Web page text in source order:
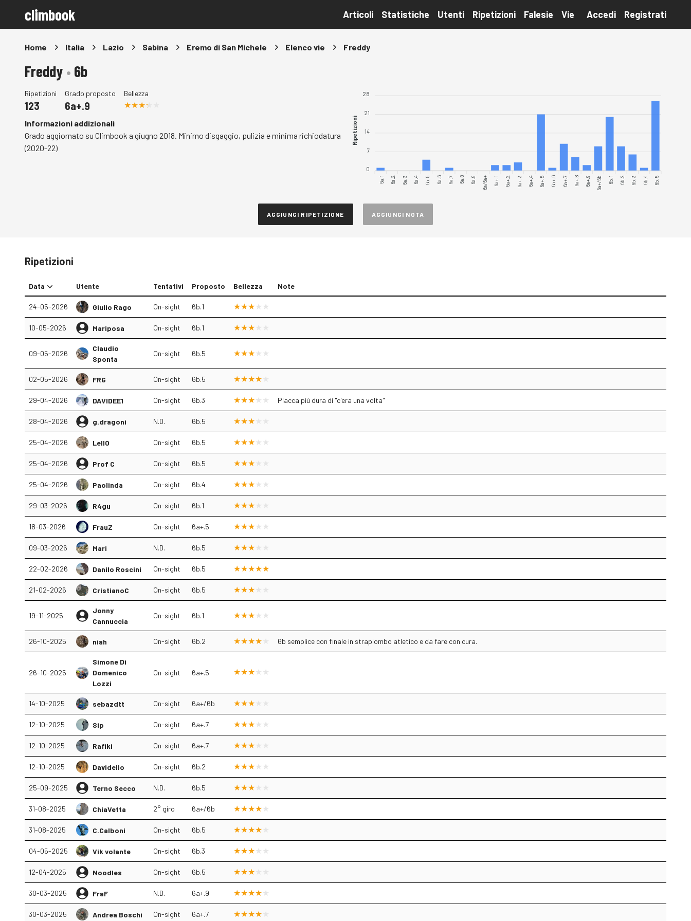
climbook Articoli Statistiche Utenti Ripetizioni Falesie Vie Accedi Registrati
Home Italia Lazio Sabina Eremo di San Michele Elenco vie Freddy
Freddy • 6b
Ripetizioni
123
Grado proposto
6a+.9
Bellezza
Informazioni addizionali
Grado aggiornato su Climbook a giugno 2018. Minimo disgaggio, pulizia e minima richiodatura
(2020-22)
28
21
14
7
0
Ripetizioni
6a.1 6a.2 6a.3 6a.4 6a.5 6a.6 6a.7 6a.8 6a.9 6a/6a+ 6a+.1 6a+.2 6a+.3 6a+.4 6a+.5 6a+.6 6a+.7 6a+.8 6a+.9 6a+/6b 6b.1 6b.2 6b.3 6b.4 6b.5
AGGIUNGI RIPETIZIONE AGGIUNGI NOTA
Ripetizioni
Data Utente Tentativi Proposto Bellezza Note
24-05-2026 Giulio Rago On-sight 6b.1
10-05-2026 Mariposa On-sight 6b.1
09-05-2026
Claudio
Sponta
On-sight 6b.5
02-05-2026 FRG On-sight 6b.5
29-04-2026 DAVIDEE1 On-sight 6b.3 Placca più dura di "c'era una volta"
28-04-2026 g.dragoni N.D. 6b.5
25-04-2026 Lell0 On-sight 6b.5
25-04-2026 Prof C On-sight 6b.5
25-04-2026 Paolinda On-sight 6b.4
29-03-2026 R4gu On-sight 6b.1
18-03-2026 FrauZ On-sight 6a+.5
09-03-2026 Mari N.D. 6b.5
22-02-2026 Danilo Roscini On-sight 6b.5
21-02-2026 CristianoC On-sight 6b.5
19-11-2025
Jonny
Cannuccia
On-sight 6b.1
26-10-2025 niah On-sight 6b.2 6b semplice con finale in strapiombo atletico e da fare con cura.
26-10-2025
Simone Di
Domenico
Lozzi
On-sight 6a+.5
14-10-2025 sebazdtt On-sight 6a+/6b
12-10-2025 Sip On-sight 6a+.7
12-10-2025 Rafiki On-sight 6a+.7
12-10-2025 Davidello On-sight 6b.2
25-09-2025 Terno Secco N.D. 6b.5
31-08-2025 ChiaVetta 2° giro 6a+/6b
31-08-2025 C.Calboni On-sight 6b.5
04-05-2025 Vik volante On-sight 6b.3
12-04-2025 Noodles On-sight 6b.5
30-03-2025 FraF N.D. 6a+.9
30-03-2025 Andrea Boschi On-sight 6a+.7